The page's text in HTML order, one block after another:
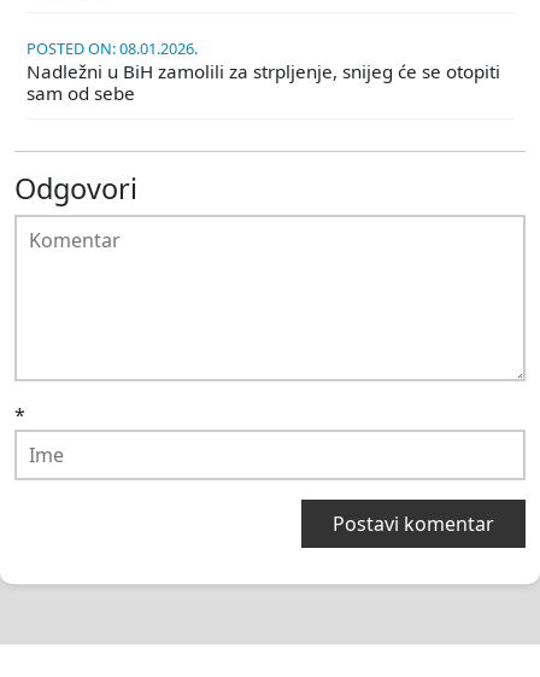
POSTED ON: 08.01.2026.
Nadležni u BiH zamolili za strpljenje, snijeg će se otopiti
sam od sebe
Odgovori
*